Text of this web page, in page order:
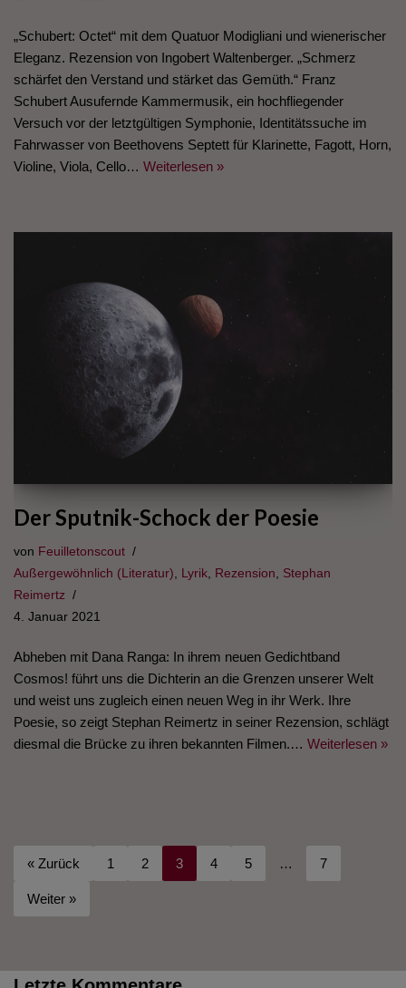
„Schubert: Octet“ mit dem Quatuor Modigliani und wienerischer
Eleganz. Rezension von Ingobert Waltenberger. „Schmerz
schärfet den Verstand und stärket das Gemüth.“ Franz
Schubert Ausufernde Kammermusik, ein hochfliegender
Versuch vor der letztgültigen Symphonie, Identitätssuche im
Fahrwasser von Beethovens Septett für Klarinette, Fagott, Horn,
Violine, Viola, Cello… Weiterlesen »
Der Sputnik-Schock der Poesie
von Feuilletonscout
Außergewöhnlich (Literatur), Lyrik, Rezension, Stephan
Reimertz
4. Januar 2021
Abheben mit Dana Ranga: In ihrem neuen Gedichtband
Cosmos! führt uns die Dichterin an die Grenzen unserer Welt
und weist uns zugleich einen neuen Weg in ihr Werk. Ihre
Poesie, so zeigt Stephan Reimertz in seiner Rezension, schlägt
diesmal die Brücke zu ihren bekannten Filmen.… Weiterlesen »
« Zurück 1 2 3 4 5 … 7
Weiter »